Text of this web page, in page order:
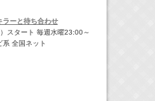
ラーと待ち合わせ
スタート 毎週水曜23:00～
系 全国ネット